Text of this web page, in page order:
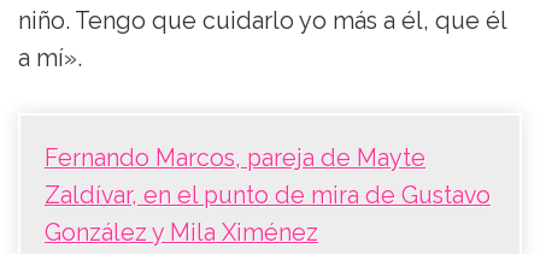
niño. Tengo que cuidarlo yo más a él, que él
a mí».
Fernando Marcos, pareja de Mayte
Zaldívar, en el punto de mira de Gustavo
González y Mila Ximénez